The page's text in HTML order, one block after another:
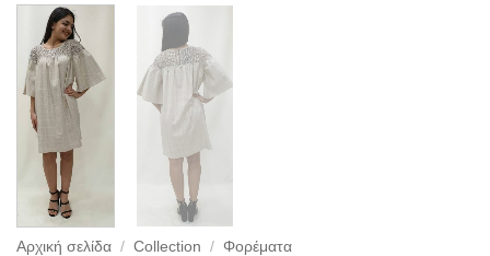
Αρχική σελίδα / Collection / Φορέματα